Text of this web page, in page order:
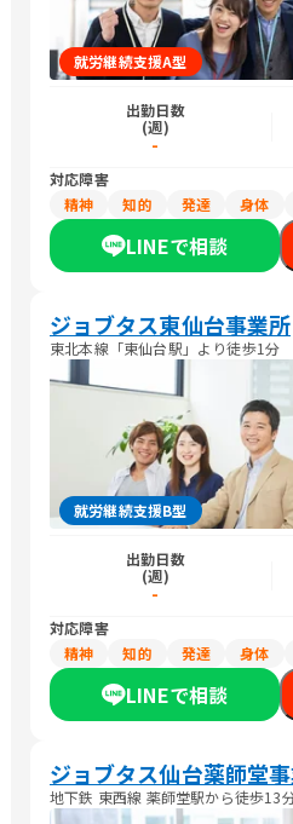
就労継続支援A型
出勤日数
(週)
-
対応障害
精神
知的 発達 身体
LINEで相談
ジョブタス東仙台事業所
東北本線「東仙台駅」より徒歩1分
就労継続支援B型
出勤日数
(週)
-
対応障害
精神
知的 発達 身体
LINEで相談
ジョブタス仙台薬師堂
地下鉄 東西線 薬師堂駅から徒歩13